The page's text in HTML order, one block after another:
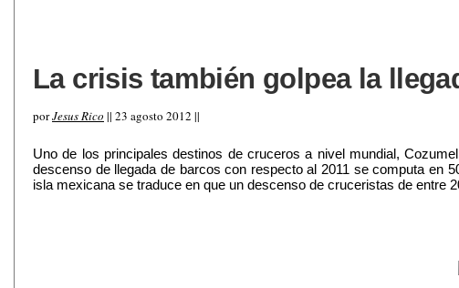
La crisis también golpea la
porJesus Rico || 23 agosto 2012 ||
Uno de los principales destinos de cruceros a nivel mundial,
descenso de llegada de barcos con respecto al 2011 se computa en
isla mexicana se traduce en que un descenso de cruceristas de entre